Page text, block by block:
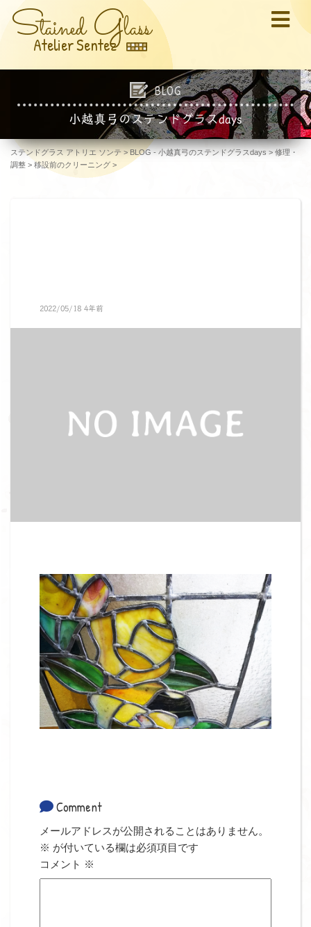
Stained Glass
Atelier Sentez
BLOG
小越真弓のステンドグラスdays
ステンドグラス アトリエ ソンテ > BLOG - 小越真弓のステンドグラスdays> 修理・
調整 > 移設前のクリーニング >
2022/05/18 4年前
Comment
メールアドレスが公開されることはありません。
※ が付いている欄は必須項目です
コメント ※